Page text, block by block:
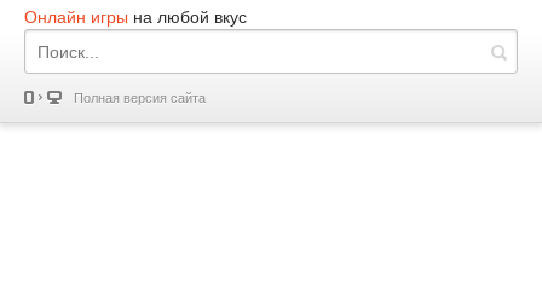
Онлайн игры на любой вкус
Полная версия сайта